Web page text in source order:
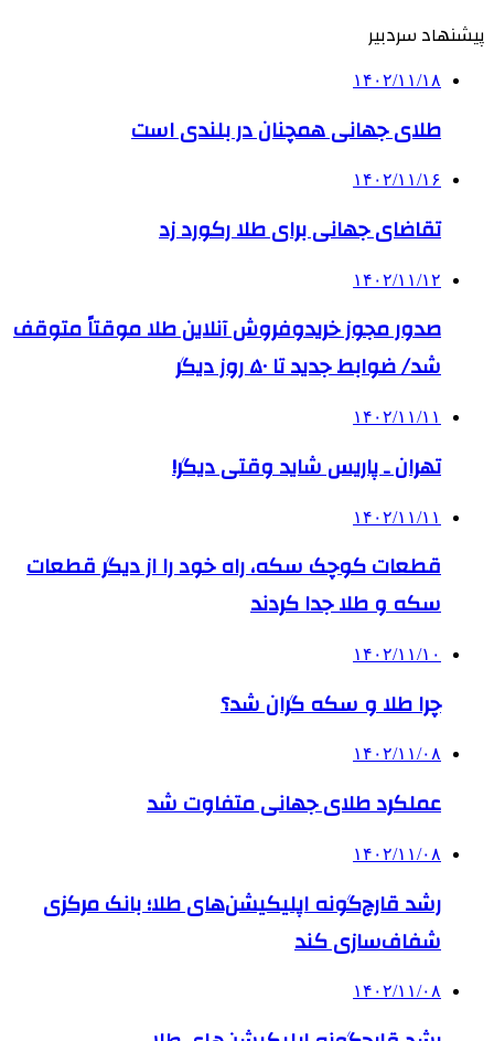
پیشنهاد سردبیر
۱۴۰۲/۱۱/۱۸
طلای جهانی همچنان در بلندی است
۱۴۰۲/۱۱/۱۶
تقاضای جهانی برای طلا رکورد زد
۱۴۰۲/۱۱/۱۲
صدور مجوز خریدوفروش آنلاین طلا موقتاً متوقف
شد/ ضوابط جدید تا ۵۰ روز دیگر
۱۴۰۲/۱۱/۱۱
تهران ـ پاریس شاید وقتی دیگر!
۱۴۰۲/۱۱/۱۱
قطعات کوچک سکه، راه خود را از دیگر قطعات
سکه‌ و طلا جدا کردند
۱۴۰۲/۱۱/۱۰
چرا طلا و سکه گران شد؟
۱۴۰۲/۱۱/۰۸
عملکرد طلای جهانی متفاوت شد
۱۴۰۲/۱۱/۰۸
رشد قارچ‌گونه اپلیکیشن‌های طلا؛ بانک مرکزی
شفاف‌سازی کند
۱۴۰۲/۱۱/۰۸